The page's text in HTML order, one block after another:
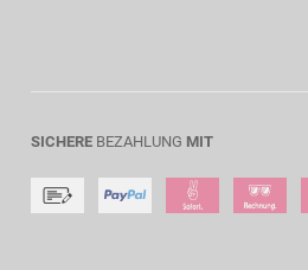
SICHERE BEZAHLUNG MIT